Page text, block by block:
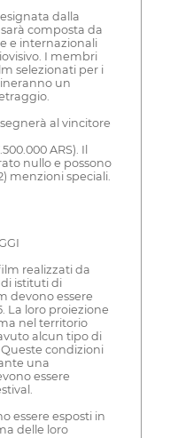
dalla
composta da
e internazionali
I membri
selezionati per i
un
al vincitore
ARS). Il
nullo e possono
menzioni speciali.
realizzati da
istituti di
devono essere
La loro proiezione
nel territorio
alcun tipo di
condizioni
una
essere
essere esposti in
delle loro